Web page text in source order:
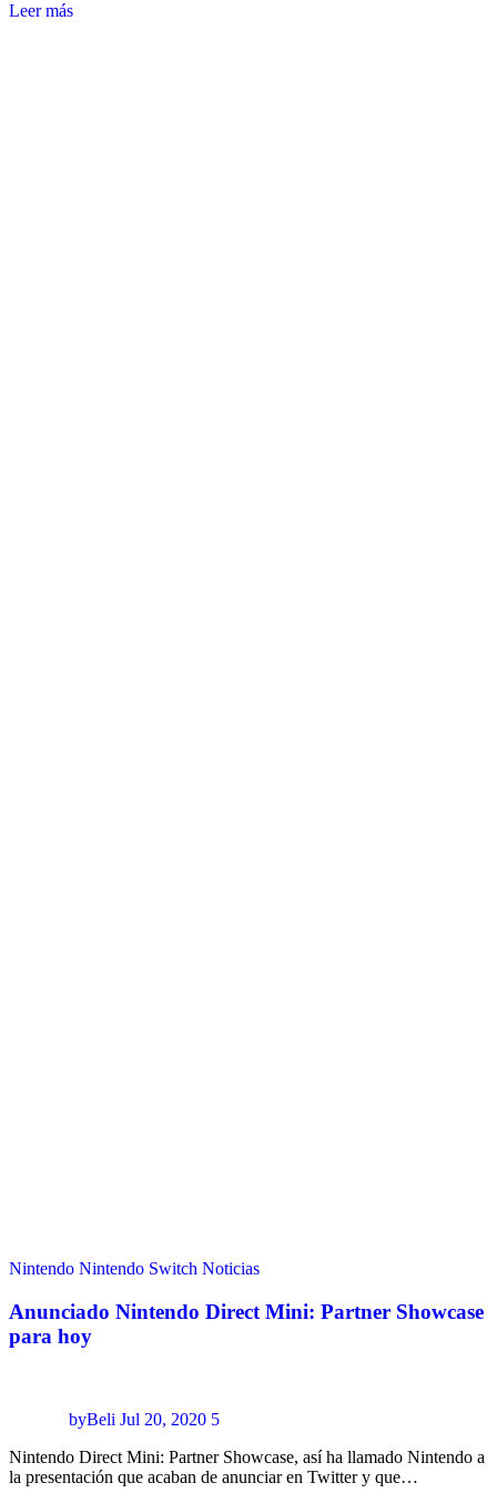
Leer más
Nintendo Nintendo Switch Noticias
Anunciado Nintendo Direct Mini: Partner Showcase
para hoy
byBeli Jul 20, 2020 5
Nintendo Direct Mini: Partner Showcase, así ha llamado Nintendo a
la presentación que acaban de anunciar en Twitter y que…